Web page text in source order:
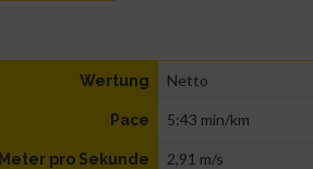
Wertung Netto
Pace 5:43 min/km
Meter pro Sekunde 2,91 m/s